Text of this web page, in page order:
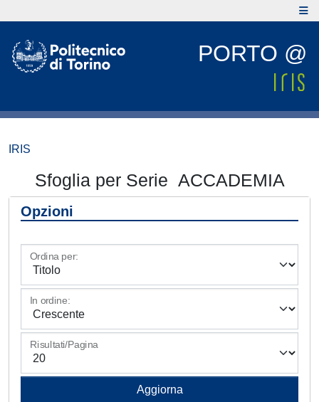
PORTO @
IRIS
Sfoglia per Serie ACCADEMIA
Opzioni
Ordina per:
In ordine:
Risultati/Pagina